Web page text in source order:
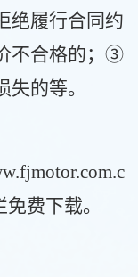
绝履行合同约
不合格的；③
的等。
费下载。